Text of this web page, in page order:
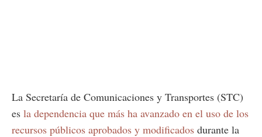
La Secretaría de Comunicaciones y Transportes (STC)
es la dependencia que más ha avanzado en el uso de los
recursos públicos aprobados y modificados durante la